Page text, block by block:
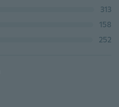
313
158
252